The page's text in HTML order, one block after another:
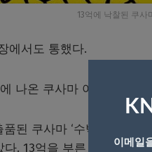
13억에 낙찰된 쿠사
에서도 통했다.
나온 쿠사마 야요이의
품된 쿠사마 ‘수박’은 시
. 13억을 부른 전화 응찰
이메일